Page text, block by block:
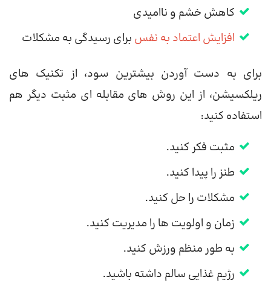
کاهش خشم و ناامیدی
افزایش اعتماد به نفس برای رسیدگی به مشکلات
برای به دست آوردن بیشترین سود، از تکنیک های
ریلکسیشن، از این روش های مقابله ای مثبت دیگر هم
استفاده کنید:
مثبت فکر کنید.
طنز را پیدا کنید.
مشکلات را حل کنید.
زمان و اولویت ها را مدیریت کنید.
به طور منظم ورزش کنید.
رژیم غذایی سالم داشته باشید.